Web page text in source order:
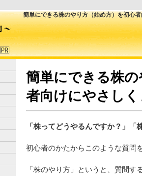
簡単にできる株のやり方（始め方）を初心
簡単にできる株
者向けにやさし
「株ってどうやるんですか？」「
初心者のかたからこのような質問
「株のやり方」というと、質問